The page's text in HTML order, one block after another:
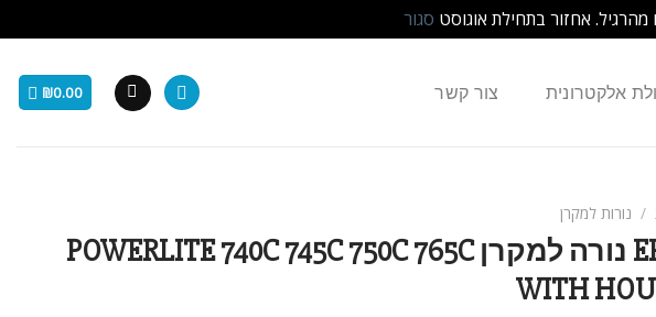
אחזור בתחילת אוגוסט סגור
אלקטרונית צור קשר ₪0.00
/ נורות למקרן
EPSON נורה למקרן POWERLITE 740C 745C 750C 765C
WITH